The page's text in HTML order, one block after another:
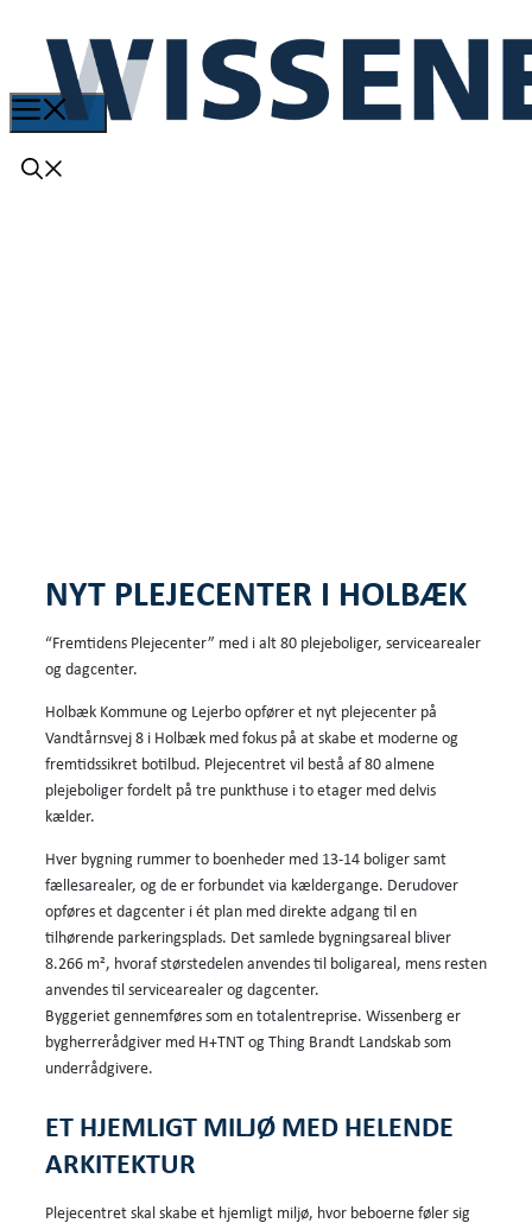
NYT PLEJECENTER I HOLBÆK
“Fremtidens Plejecenter” med i alt 80 plejeboliger, servicearealer
og dagcenter.
Holbæk Kommune og Lejerbo opfører et nyt plejecenter på
Vandtårnsvej 8 i Holbæk med fokus på at skabe et moderne og
fremtidssikret botilbud. Plejecentret vil bestå af 80 almene
plejeboliger fordelt på tre punkthuse i to etager med delvis
kælder.
Hver bygning rummer to boenheder med 13-14 boliger samt
fællesarealer, og de er forbundet via kældergange. Derudover
opføres et dagcenter i ét plan med direkte adgang til en
tilhørende parkeringsplads. Det samlede bygningsareal bliver
8.266 m², hvoraf størstedelen anvendes til boligareal, mens resten
anvendes til servicearealer og dagcenter.
Byggeriet gennemføres som en totalentreprise. Wissenberg er
bygherrerådgiver med H+TNT og Thing Brandt Landskab som
underrådgivere.
ET HJEMLIGT MILJØ MED HELENDE
ARKITEKTUR
Plejecentret skal skabe et hjemligt miljø, hvor beboerne føler sig